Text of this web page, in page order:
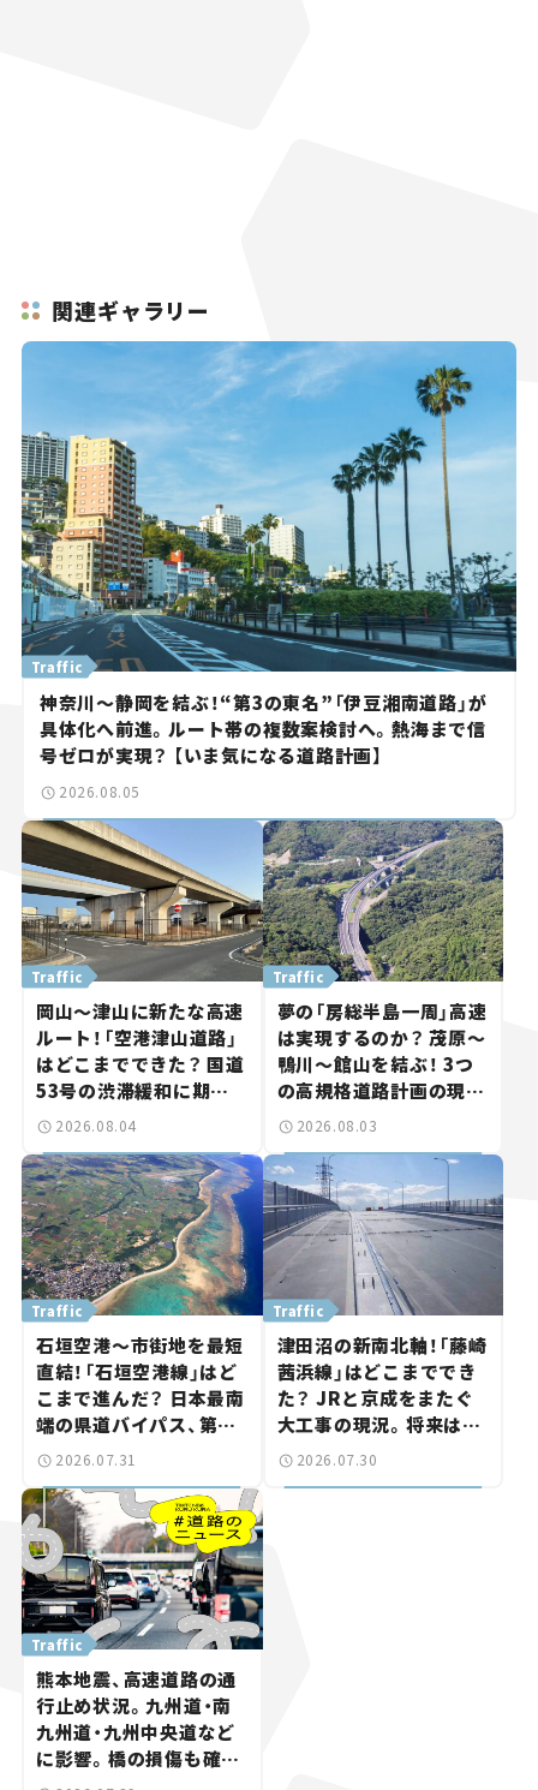
関連ギャラリー
Traffic
神奈川～静岡を結ぶ！“第3の東名”「伊豆湘南道路」が
具体化へ前進。ルート帯の複数案検討へ。熱海まで信
号ゼロが実現？ 【いま気になる道路計画】
2026.08.05
Traffic
岡山～津山に新たな高速
ルート！「空港津山道路」
はどこまでできた？ 国道
53号の渋滞緩和に期待。
岡山市側でも動きが【い
2026.08.04
Traffic
夢の「房総半島一周」高速
は実現するのか？ 茂原～
鴨川～館山を結ぶ！ 3つ
の高規格道路計画の現
状。「館山鴨川道路」で検
路計画】
2026.08.03
Traffic
石垣空港～市街地を最短
直結！「石垣空港線」はど
こまで進んだ？ 日本最南
端の県道バイパス、第2
工区も延伸開通 【いま気
2026.07.31
Traffic
津田沼の新南北軸！「藤崎
茜浜線」はどこまででき
た？ JRと京成をまたぐ
大工事の現況。将来は
「習志野～鎌ケ谷」を最短
2026.07.30
Traffic
熊本地震、高速道路の通
行止め状況。九州道・南
九州道・九州中央道など
に影響。橋の損傷も確認